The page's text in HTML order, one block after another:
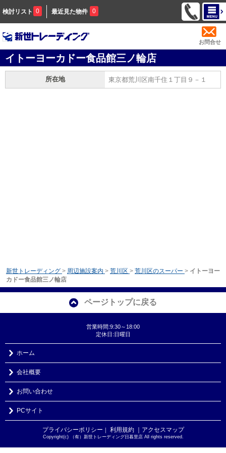
検討リスト 0 最近見た物件 0
お問合せ
イトーヨーカドー食品館三ノ輪店
所在地 東京都荒川区南千住１丁目９－１
新世トレーディング > 周辺施設案内 > 荒川区 > 荒川区のスーパー > イトーヨー
カドー食品館三ノ輪店
ページトップに戻る
営業時間:9:30～18:00
定休日:日曜日
ホーム
会社概要
お問い合わせ
PCサイト
プライバシーポリシー ｜ 利用規約 ｜アクセスマップ
Copyright(c) （有）新世トレーディング日暮里店 All rights reserved.